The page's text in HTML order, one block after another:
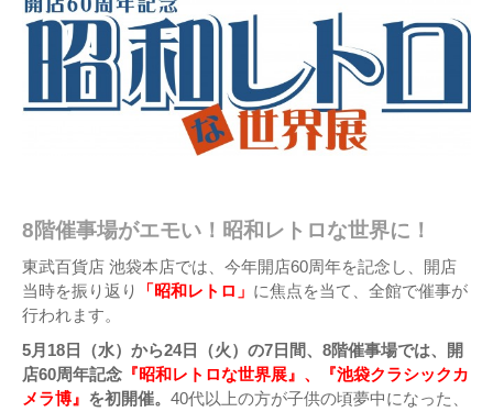
ブックマーク
8階催事場がエモい！昭和レトロな世界に！
東武百貨店 池袋本店では、今年開店60周年を記念し、開店
当時を振り返り
「昭和レトロ」 に焦点を当て、全館で催事が
行われます。
5月18日（水）から24日（火）の7日間、8階催事場では、開
店60周年記念 『昭和レトロな世界展』、『池袋クラシックカ
メラ博』 を初開催。 40代以上の方が子供の頃夢中になった、